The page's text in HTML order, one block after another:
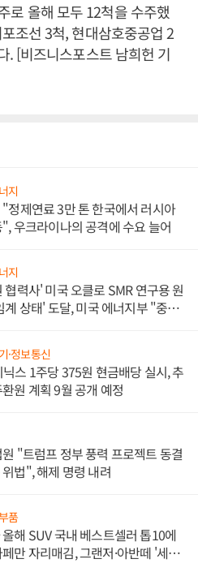
로 올해 모두 12척을 수주했
조선 3척, 현대삼호중공업 2
. [비즈니스포스트 남희헌 기
지
정제연료 3만 톤 한국에서 러시아
우크라이나의 공격에 수요 늘어
지
협력사' 미국 오클로 SMR 연구용 원
계 상태' 도달, 미국 에너지부 "중요
·정보통신
스 1주당 375원 현금배당 실시, 추
원 계획 9월 공개 예정
"트럼프 정부 풍력 프로젝트 동결
법", 해제 명령 내려
품
해 SUV 국내 베스트셀러 톱10에
만 자리매김, 그랜저·아반떼 '세단